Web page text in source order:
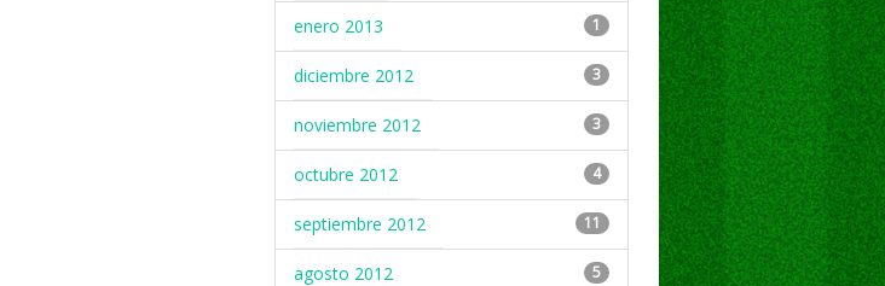
enero 2013 1
diciembre 2012 3
noviembre 2012 3
octubre 2012 4
septiembre 2012 11
agosto 2012 5